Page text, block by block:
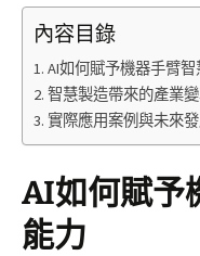
內容目錄
AI如何賦予機器手臂
智慧製造帶來的產業
實際應用案例與未來
AI如何賦予
能力